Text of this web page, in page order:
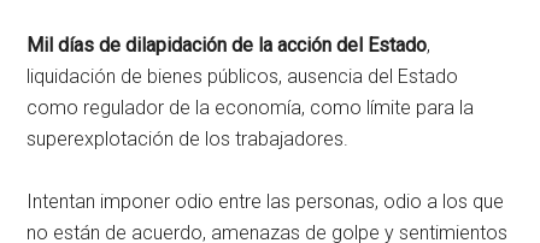
Mil días de dilapidación de la acción del Estado,
liquidación de bienes públicos, ausencia del Estado
como regulador de la economía, como límite para la
superexplotación de los trabajadores.
Intentan imponer odio entre las personas, odio a los que
no están de acuerdo, amenazas de golpe y sentimientos